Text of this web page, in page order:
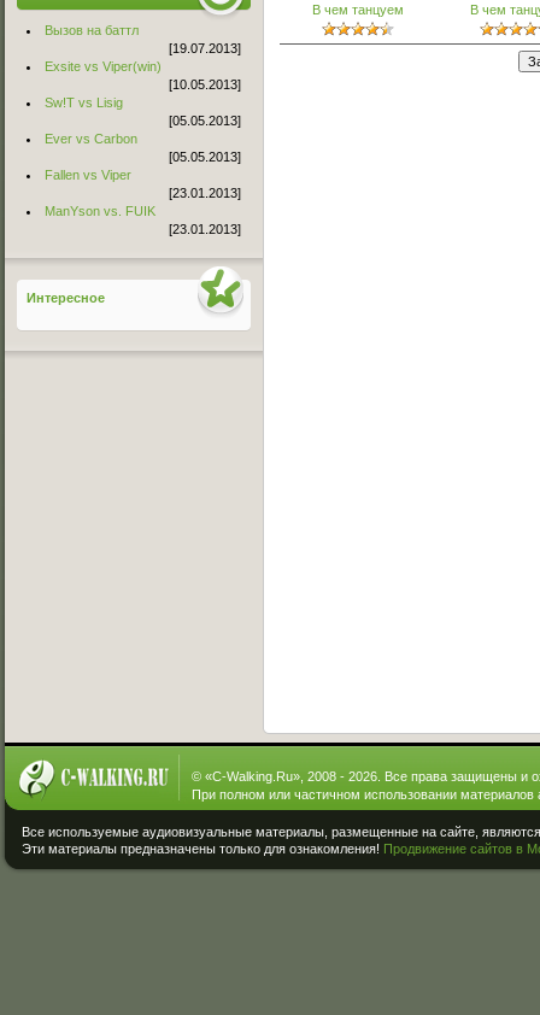
В чем танцуем В чем
Вызов на баттл
[19.07.2013]
Exsite vs Viper(win)
[10.05.2013]
Sw!T vs Lisig
[05.05.2013]
Ever vs Carbon
[05.05.2013]
Fallen vs Viper
[23.01.2013]
ManYson vs. FUIK
[23.01.2013]
Интересное
© «C-Walking.Ru», 2008 - 2026. Все права защищены и
При полном или частичном использовании материалов
Все используемые аудиовизуальные материалы, размещенные на сайте,
Эти материалы предназначены только для ознакомления! Продвижение сайтов в